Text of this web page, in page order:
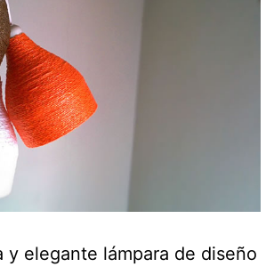
y elegante lámpara de diseño